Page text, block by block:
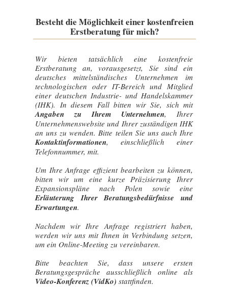
Wir bieten tatsächlich eine kostenfreie
Erstberatung an, vorausgesetzt, Sie sind ein
deutsches mittelständisches Unternehmen im
technologischen oder IT-Bereich und Mitglied
einer deutschen Industrie- und Handelskammer
(IHK). In diesem Fall bitten wir Sie, sich mit
Angaben zu Ihrem Unternehmen, Ihrer
Unternehmenswebsite und Ihrer zuständigen IHK
an uns zu wenden. Bitte teilen Sie uns auch Ihre
Kontaktinformationen, einschließlich einer
Telefonnummer, mit.
Um Ihre Anfrage effizient bearbeiten zu können,
bitten wir um eine kurze Präzisierung Ihrer
Expansionspläne nach Polen sowie eine
Erläuterung Ihrer Beratungsbedürfnisse und
Erwartungen.
Nachdem wir Ihre Anfrage registriert haben,
werden wir uns mit Ihnen in Verbindung setzen,
um ein Online-Meeting zu vereinbaren.
Bitte beachten Sie, dass unsere ersten
Beratungsgespräche ausschließlich online als
Video-Konferenz (VidKo) stattfinden.
Besteht die Möglichkeit einer kostenfreien
Erstberatung für mich?